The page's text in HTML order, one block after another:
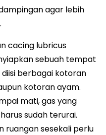
agar lebih
cacing lubricus
sebuah tempat
berbagai kotoran
kotoran ayam.
mati, gas yang
sudah terurai.
ruangan sesekali perlu